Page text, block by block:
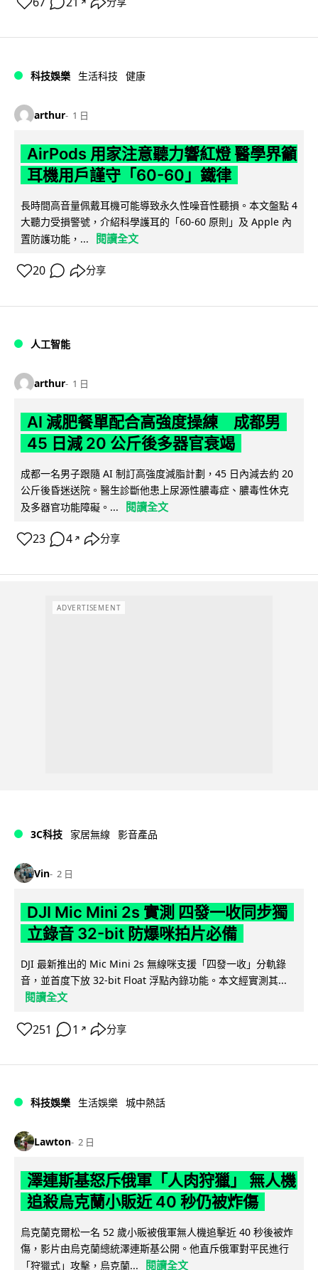
科技娛樂 生活科技 健康
arthur 1 日
AirPods 用家注意聽力響紅燈 醫學界籲
耳機用戶謹守「60-60」鐵律
長時間高音量佩戴耳機可能導致永久性噪音性聽損。本文盤點 4
大聽力受損警號，介紹科學護耳的「60-60 原則」及 Apple 內
置防護功能，...
閱讀全文
20 分享
人工智能
arthur 1 日
AI 減肥餐單配合高強度操練 成都男
45 日減 20 公斤後多器官衰竭
成都一名男子跟隨 AI 制訂高強度減脂計劃，45 日內減去約 20
公斤後昏迷送院。醫生診斷他患上尿源性膿毒症、膿毒性休克
及多器官功能障礙。...
閱讀全文
23 4 ↗ 分享
ADVERTISEMENT
3C科技 家居無線 影音產品
Vin 2 日
DJI Mic Mini 2s 實測 四發一收同步獨
立錄音 32-bit 防爆咪拍片必備
DJI 最新推出的 Mic Mini 2s 無線咪支援「四發一收」分軌錄
音，並首度下放 32-bit Float 浮點內錄功能。本文經實測其...
閱讀全文
251 1 ↗ 分享
科技娛樂 生活娛樂 城中熱話
Lawton 2 日
澤連斯基怒斥俄軍「人肉狩獵」 無人機
追殺烏克蘭小販近 40 秒仍被炸傷
烏克蘭克爾松一名 52 歲小販被俄軍無人機追擊近 40 秒後被炸
傷，影片由烏克蘭總統澤連斯基公開。他直斥俄軍對平民進行
「狩獵式」攻擊，烏克蘭...
閱讀全文